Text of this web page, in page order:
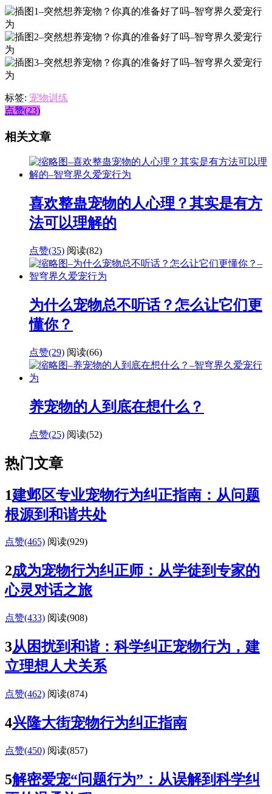
标签: 宠物训练
点赞(23)
相关文章
喜欢整蛊宠物的人心理？其实是有方
法可以理解的
点赞(35) 阅读(82)
为什么宠物总不听话？怎么让它们更
懂你？
点赞(29) 阅读(66)
养宠物的人到底在想什么？
点赞(25) 阅读(52)
热门文章
1建邺区专业宠物行为纠正指南：从问题
根源到和谐共处
点赞(465) 阅读(929)
2成为宠物行为纠正师：从学徒到专家的
心灵对话之旅
点赞(433) 阅读(908)
3从困扰到和谐：科学纠正宠物行为，建
立理想人犬关系
点赞(462) 阅读(874)
4兴隆大街宠物行为纠正指南
点赞(450) 阅读(857)
5解密爱宠“问题行为”：从误解到科学纠